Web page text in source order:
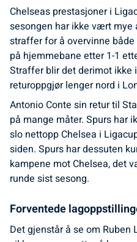
Chelseas prestasjoner i
sesongen har ikke vært mye
straffer for å overvinne
på hjemmebane etter 1-1
Straffer blir det derimot ikke
returoppgjør lenger nord i
Antonio Conte sin retur til
på mange måter. Spurs har
slo nettopp Chelsea i
siden. Spurs har dessuten
kampene mot Chelsea, det
runde sist sesong.
Forventede
Det gjenstår å se om Ruben